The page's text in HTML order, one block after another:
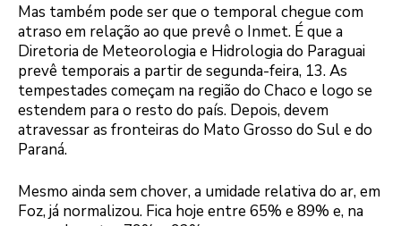
Mas também pode ser que o temporal chegue com
atraso em relação ao que prevê o Inmet. É que a
Diretoria de Meteorologia e Hidrologia do Paraguai
prevê temporais a partir de segunda-feira, 13. As
tempestades começam na região do Chaco e logo se
estendem para o resto do país. Depois, devem
atravessar as fronteiras do Mato Grosso do Sul e do
Paraná.
Mesmo ainda sem chover, a umidade relativa do ar, em
Foz, já normalizou. Fica hoje entre 65% e 89% e, na